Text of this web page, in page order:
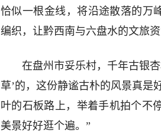
恰似一根金线，将沿途散落的万
编织，让黔西南与六盘水的文旅
在盘州市妥乐村，千年古银
草’的，这份静谧古朴的风景真是
叶的石板路上，举着手机拍个不
美景好好逛个遍。”